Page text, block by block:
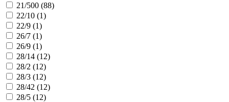
21/500 (88)
22/10 (1)
22/9 (1)
26/7 (1)
26/9 (1)
28/14 (12)
28/2 (12)
28/3 (12)
28/42 (12)
28/5 (12)